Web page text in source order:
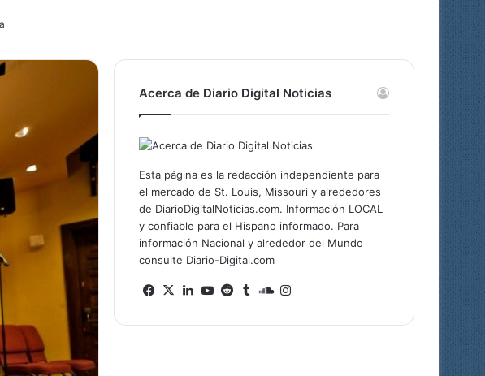
Acerca de Diario Digital Noticias
Esta página es la redacción independiente para
el mercado de St. Louis, Missouri y alrededores
de DiarioDigitalNoticias.com. Información LOCAL
y confiable para el Hispano informado. Para
información Nacional y alrededor del Mundo
consulte Diario-Digital.com
Fa
bo
X
Lin
dIn
Yo
ub
Re
t
Tu
lr
So
dCl ra